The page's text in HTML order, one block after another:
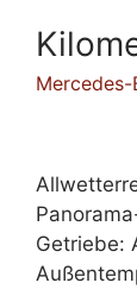
Getriebe: